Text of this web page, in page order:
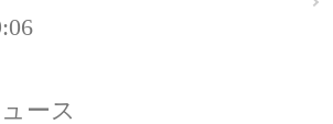
ース